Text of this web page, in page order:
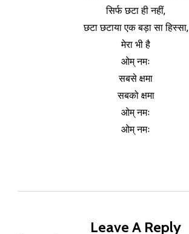
सिर्फ छटा ही नहीं,
छटा छटाया एक बड़ा सा हिस्सा,
मेरा भी है
ओम् नमः
सबसे क्षमा
सबको क्षमा
ओम् नमः
ओम् नमः
Leave A Reply